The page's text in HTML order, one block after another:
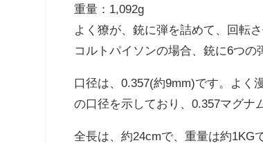
重量：1,092g
よく獠が、銃に弾を詰めて、回転
コルトパイソンの場合、銃に6つの
口径は、0.357(約9mm)です。よく
の口径を示しており、0.357マグナ
全長は、約24cmで、重量は約1KG